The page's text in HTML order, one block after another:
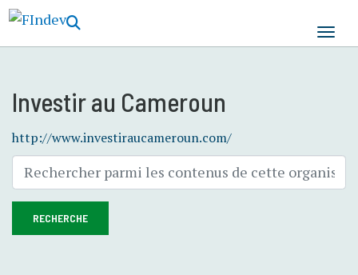
Investir au Cameroun
http://www.investiraucameroun.com/
RECHERCHE